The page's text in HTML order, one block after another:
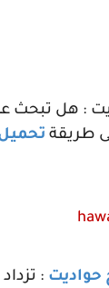
: هل تبحث
طريقة
حواديت :